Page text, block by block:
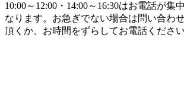
10:00～12:00・14:00～16:30はお電話が集
なります。お急ぎでない場合は問い合わ
頂くか、お時間をずらしてお電話ください